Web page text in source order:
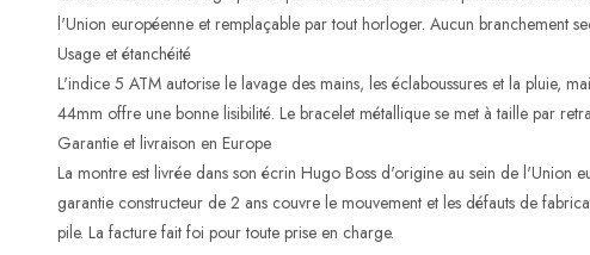
l'Union européenne et remplaçable par tout horloger. Aucun branchement
Usage et étanchéité
L'indice 5 ATM autorise le lavage des mains, les éclaboussures et la pluie,
44mm offre une bonne lisibilité. Le bracelet métallique se met à taille par
Garantie et livraison en Europe
La montre est livrée dans son écrin Hugo Boss d'origine au sein de l'Union
garantie constructeur de 2 ans couvre le mouvement et les défauts de
pile. La facture fait foi pour toute prise en charge.